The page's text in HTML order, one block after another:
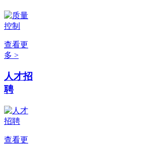
查看更
多 >
人才招
聘
查看更